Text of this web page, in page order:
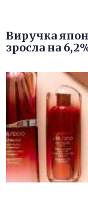
Виручка
зросла на